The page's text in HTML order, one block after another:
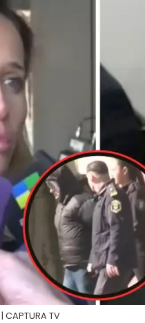
| CAPTURA TV